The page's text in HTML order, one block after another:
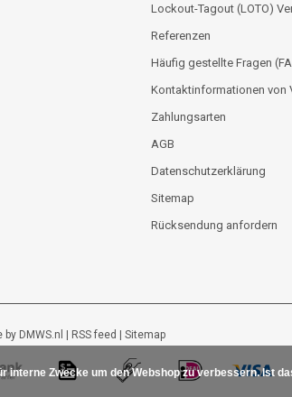
Lockout-Tagout (LOTO)
Referenzen
Häufig gestellte Fragen
Kontaktinformationen von
Zahlungsarten
AGB
Datenschutzerklärung
Sitemap
Rücksendung anfordern
by DMWS.nl | RSS feed | Sitemap
interne Zwecke um den Webshop zu verbessern. Ist